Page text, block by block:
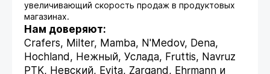
увеличивающий скорость продаж в продуктовых
магазинах.
Нам доверяют:
Crafers, Milter, Mamba, N'Medov, Dena,
Hochland, Нежный, Услада, Fruttis, Navruz
PTK, Невский, Evita, Zarqand, Ehrmann и